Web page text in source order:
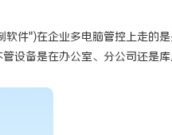
软件")在企业多电脑管控上走的
设备是在办公室、分公司还是